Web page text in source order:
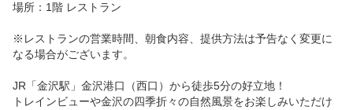
場所：1階 レストラン
※レストランの営業時間、朝食内容、提供方法は予告なく変更に
なる場合がございます。
JR「金沢駅」金沢港口（西口）から徒歩5分の好立地！
トレインビューや金沢の四季折々の自然風景をお楽しみいただけ